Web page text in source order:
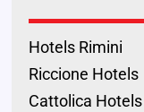
Hotels Rimini
Riccione Hotels
Cattolica Hotels